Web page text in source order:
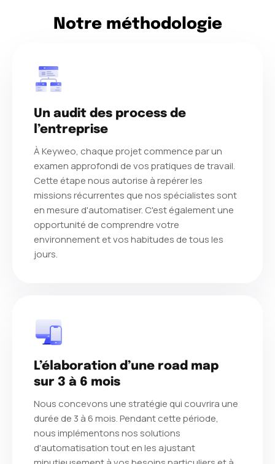
Notre méthodologie
Un audit des process de
l’entreprise
À Keyweo, chaque projet commence par un
examen approfondi de vos pratiques de travail.
Cette étape nous autorise à repérer les
missions récurrentes que nos spécialistes sont
en mesure d'automatiser. C'est également une
opportunité de comprendre votre
environnement et vos habitudes de tous les
jours.
L’élaboration d’une road map
sur 3 à 6 mois
Nous concevons une stratégie qui couvrira une
durée de 3 à 6 mois. Pendant cette période,
nous implémentons nos solutions
d'automatisation tout en les ajustant